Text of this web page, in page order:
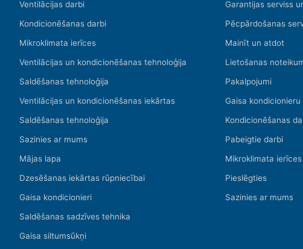
Ventilācijas darbi
Kondicionēšanas darbi
Mikroklimata ierīces
Ventilācijas un kondicionēšanas tehnoloģija
Saldēšanas tehnoloģija
Ventilācijas un kondicionēšanas iekārtas
Saldēšanas tehnoloģija
Sazinies ar mums
Mājas lapa
Dzesēšanas iekārtas rūpniecībai
Gaisa kondicionieri
Saldēšanas sadzīves tehnika
Gaisa siltumsūkņi
Garantijas serviss
Pēcpārdošanas
Mainīt un atdot
Lietošanas
Pakalpojumi
Gaisa
Kondicionēšanas
Pabeigtie darbi
Mikroklimata ierīces
Pieslēgties
Sazinies ar mums